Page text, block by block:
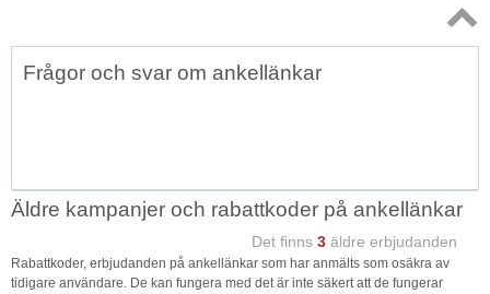
Topp
Frågor och svar om ankellänkar
Äldre kampanjer och rabattkoder på ankellänkar
Det finns 3 äldre erbjudanden
Rabattkoder, erbjudanden på ankellänkar som har anmälts som osäkra av
tidigare användare. De kan fungera med det är inte säkert att de fungerar